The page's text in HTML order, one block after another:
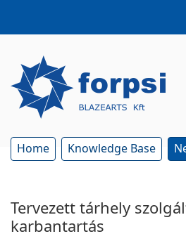
Home Knowledge Base
Tervezett tárhely
karbantartás